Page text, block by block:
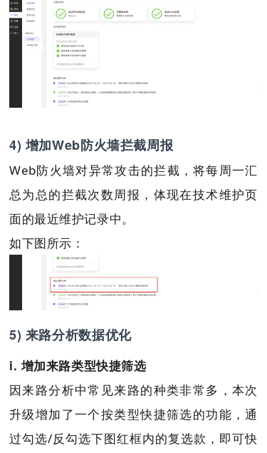
4) 增加Web防火墙拦截周报
Web防火墙对异常攻击的拦截，将每周一汇
总为总的拦截次数周报，体现在技术维护页
面的最近维护记录中。
如下图所示：
5) 来路分析数据优化
i. 增加来路类型快捷筛选
因来路分析中常见来路的种类非常多，本次
升级增加了一个按类型快捷筛选的功能，通
过勾选/反勾选下图红框内的复选款，即可快